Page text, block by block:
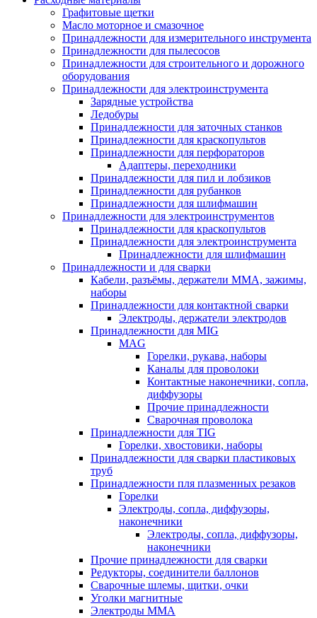
Графитовые щетки
Масло моторное и смазочное
Принадлежности для измерительного инструмента
Принадлежности для пылесосов
Принадлежности для строительного и дорожного
оборудования
Принадлежности для электроинструмента
Зарядные устройства
Ледобуры
Принадлежности для заточных станков
Принадлежности для краскопультов
Принадлежности для перфораторов
Адаптеры, переходники
Принадлежности для пил и лобзиков
Принадлежности для рубанков
Принадлежности для шлифмашин
Принадлежности для электроинструментов
Принадлежности для краскопультов
Принадлежности для электроинструмента
Принадлежности для шлифмашин
Принадлежности и для сварки
Кабели, разъёмы, держатели MMA, зажимы,
наборы
Принадлежности для контактной сварки
Электроды, держатели электродов
Принадлежности для MIG
MAG
Горелки, рукава, наборы
Каналы для проволоки
Контактные наконечники, сопла,
диффузоры
Прочие принадлежности
Сварочная проволока
Принадлежности для TIG
Горелки, хвостовики, наборы
Принадлежности для сварки пластиковых
труб
Принадлежности пля плазменных резаков
Горелки
Электроды, сопла, диффузоры,
наконечники
Электроды, сопла, диффузоры,
наконечники
Прочие принадлежности для сварки
Редукторы, соединители баллонов
Сварочные шлемы, щитки, очки
Уголки магнитные
Электроды MMA